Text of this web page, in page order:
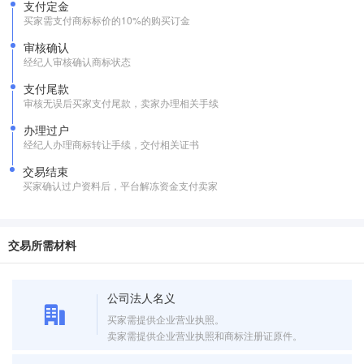
支付定金
买家需支付商标标价的10%的购买订金
审核确认
经纪人审核确认商标状态
支付尾款
审核无误后买家支付尾款，卖家办理相关手续
办理过户
经纪人办理商标转让手续，交付相关证书
交易结束
买家确认过户资料后，平台解冻资金支付卖家
交易所需材料
公司法人名义
买家需提供企业营业执照。
卖家需提供企业营业执照和商标注册证原件。